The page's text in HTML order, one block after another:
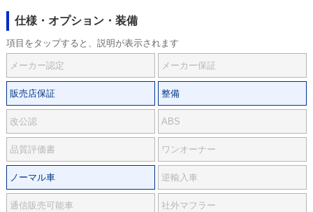
仕様・オプション・装備
項目をタップすると、説明が表示されます
メーカー認定 メーカー保証
販売店保証 整備
改公認 ABS
品質評価書 ワンオーナー
ノーマル車 逆輸入車
通信販売可能車 社外マフラー